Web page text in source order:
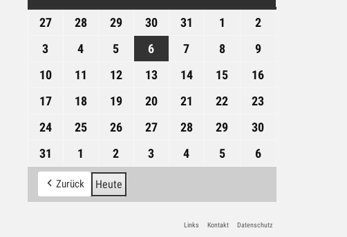
2727.
2828.
2929.
2026
3030.
2026
31 1
August
22.
3
August
4
August
5
August
6
August
7
August
88.
August
99.
August
1010.
August
11
August
1212.
August
1313.
August
1414.
August
15
August
16
1717.
August
1818.
August
1919.
August
2020.
August
21
August
22
August
23
2424.
August
2026
2525.
August
2026
2626.
August
2026
2727.
August
2026
2828.
August
2026
29
August
2026
30
2026
31
August
2026
1
September
2026
2
September
2026
3 4 55.
66.
Zurück Heute
Links Kontakt Datenschutz